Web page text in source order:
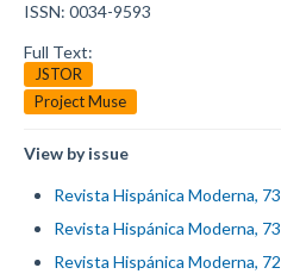
ISSN: 0034-9593
Full Text:
JSTOR
Project Muse
View by issue
Revista Hispánica Moderna,
Revista Hispánica Moderna,
Revista Hispánica Moderna,